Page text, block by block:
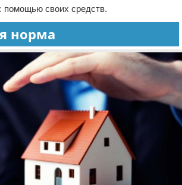
помощью своих средств.
норма